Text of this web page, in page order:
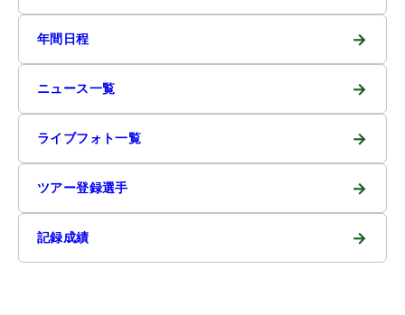
年間日程 →
ニュース一覧 →
ライブフォト一覧 →
ツアー登録選手 →
記録成績 →